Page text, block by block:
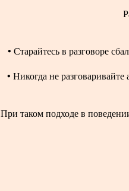
• Старайтесь в разговоре
• Никогда не
При таком подходе в